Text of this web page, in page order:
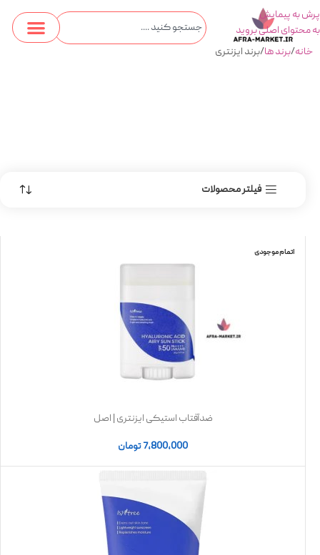
پرش به پیمایش
به محتوای اصلی بروید
خانه برند ها برند ایزنتری
فیلتر محصولات
اتمام موجودی
ضدآفتاب استیکی ایزنتری | اصل
7,800,000تومان